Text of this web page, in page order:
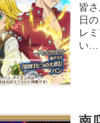
皆
日
レ
い…